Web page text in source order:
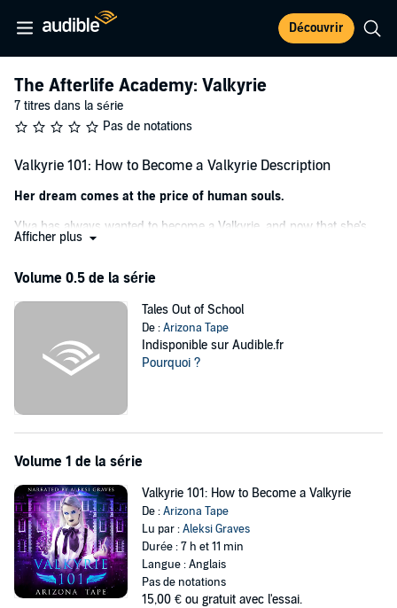
Découvrir
The Afterlife Academy: Valkyrie
7 titres dans la série
Pas de notations
Valkyrie 101: How to Become a Valkyrie Description
Her dream comes at the price of human souls.
Ylva has always wanted to become a Valkyrie, and now that she's
enrolled in her first year at Afterlife Academy, she's getting her
she soon finds herself embroiled in ancient rivalries and new
With more human souls in need of collection than ever before, Ylva
and her classmates are about to get a crash course in death.
Valkyrie 101is book one of the Afterlife Academy: Valkyrie, an urban
fantasy academy series with a lesbian romance.
The Afterlife Academy specializes in teaching paranormals how to
loose with a scythe.
Part of becoming a Valkyrie includes learning how to:
Open the gates of Valhalla
Train your pet wolf
Harvest a soul
Earn wings
Die and come back from it
Afficher plus
Volume 0.5 de la série
Tales Out of School
De :Arizona Tape
Indisponible sur Audible.fr
Pourquoi ?
Volume 1 de la série
Valkyrie 101: How to Become a Valkyrie
De :Arizona Tape
Lu par :Aleksi Graves
Durée : 7 h et 11 min
Langue : Anglais
Pas de notations
15,00 € ou gratuit avec l'essai.